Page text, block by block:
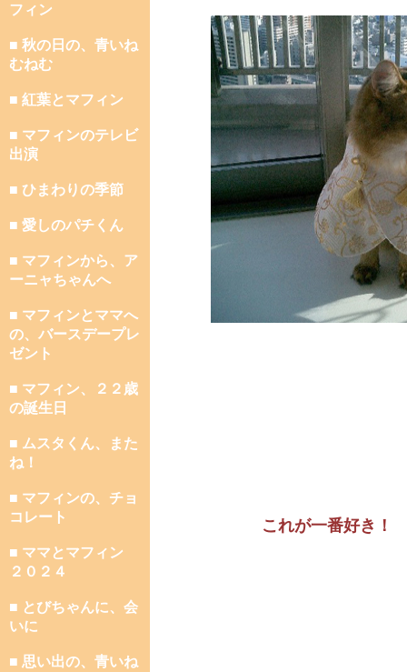
フィン
■ 秋の日の、青いね
むねむ
■ 紅葉とマフィン
■ マフィンのテレビ
出演
■ ひまわりの季節
■ 愛しのパチくん
■ マフィンから、ア
ーニャちゃんへ
■ マフィンとママへ
の、バースデープレ
ゼント
■ マフィン、２２歳
の誕生日
■ ムスタくん、また
ね！
■ マフィンの、チョ
コレート
■ ママとマフィン
２０２４
■ とびちゃんに、会
いに
■ 思い出の、青いね
これが一番好き！